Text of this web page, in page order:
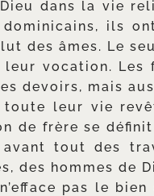
dans la vie
ils
des âmes. Le
voca­tion. Les
devoirs, mais
leur vie
de frère se
avant tout des
des hommes de
pas le bien